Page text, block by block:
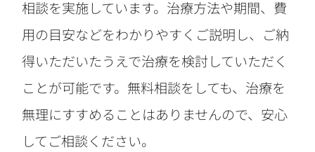
相談を実施しています。治療方法や期間、費
用の目安などをわかりやすくご説明し、ご納
得いただいたうえで治療を検討していただく
ことが可能です。無料相談をしても、治療を
無理にすすめることはありませんので、安心
してご相談ください。